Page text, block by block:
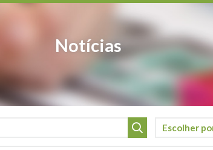
Notícias